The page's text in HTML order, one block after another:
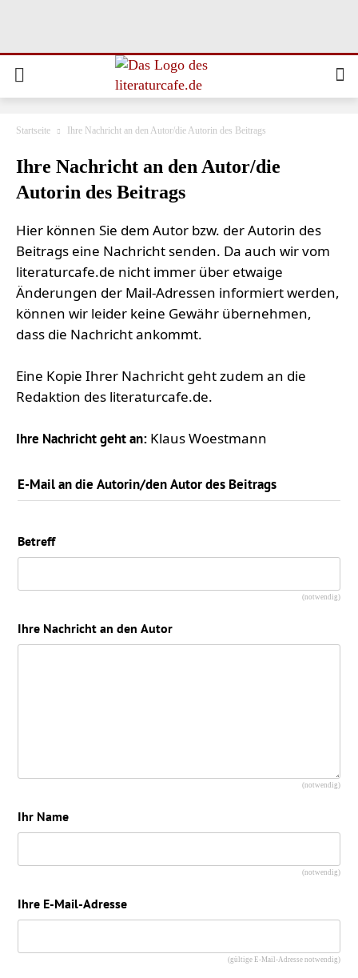
Startseite Ihre Nachricht an den Autor/die Autorin des Beitrags
Ihre Nachricht an den Autor/die
Autorin des Beitrags
Hier können Sie dem Autor bzw. der Autorin des
Beitrags eine Nachricht senden. Da auch wir vom
literaturcafe.de nicht immer über etwaige
Änderungen der Mail-Adressen informiert werden,
können wir leider keine Gewähr übernehmen,
dass die Nachricht ankommt.
Eine Kopie Ihrer Nachricht geht zudem an die
Redaktion des literaturcafe.de.
Ihre Nachricht geht an: Klaus Woestmann
E-Mail an die Autorin/den Autor des Beitrags
Betreff
(notwendig)
Ihre Nachricht an den Autor
(notwendig)
Ihr Name
(notwendig)
Ihre E-Mail-Adresse
(gültige E-Mail-Adresse notwendig)